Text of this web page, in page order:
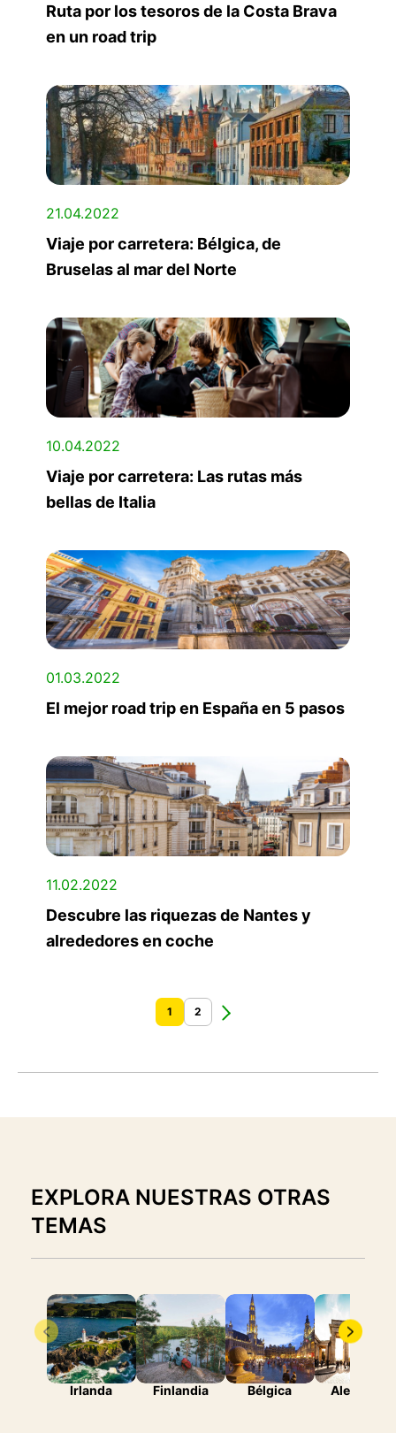
Ruta por los tesoros de la Costa Brava
en un road trip
21.04.2022
Viaje por carretera: Bélgica, de
Bruselas al mar del Norte
10.04.2022
Viaje por carretera: Las rutas más
bellas de Italia
01.03.2022
El mejor road trip en España en 5 pasos
11.02.2022
Descubre las riquezas de Nantes y
alrededores en coche
1 2
EXPLORA NUESTRAS OTRAS
TEMAS
Irlanda Finlandia Bélgica Alemania